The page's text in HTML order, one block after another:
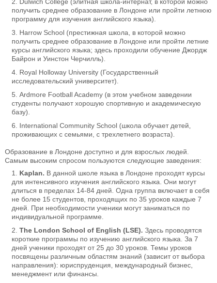
Dulwich College (элитная школа-интернат, в которой можно
получить среднее образование в Лондоне или пройти летнюю
программу для изучения английского языка).
Harrow School (престижная школа, в которой можно
получить среднее образование в Лондоне или пройти летние
курсы английского языка; здесь проходили обучение Джордж
Байрон и Уинстон Черчилль).
Royal Holloway University (Государственный
исследовательский университет).
Ardmore Football Academy (в этом учебном заведении
студенты получают хорошую спортивную и академическую
базу).
International Community School (школа обучает детей,
проживающих с семьями, с трехлетнего возраста).
Образование в Лондоне доступно и для взрослых людей.
Самым высоким спросом пользуются следующие заведения:
Kaplan. В данной школе языка в Лондоне проходят курсы
для интенсивного изучения английского языка. Они могут
длиться в пределах 14-84 дней. Одна группа включает в себя
не более 15 студентов, проходящих по 35 уроков каждые 7
дней. При необходимости ученики могут заниматься по
индивидуальной программе.
The London School of English (LSE). Здесь проводятся
короткие программы по изучению английского языка. За 7
дней ученики проходят от 25 до 30 уроков. Темы уроков
посвящены различным областям знаний (зависит от выбора
направления): юриспруденция, международный бизнес,
менеджмент или финансы.